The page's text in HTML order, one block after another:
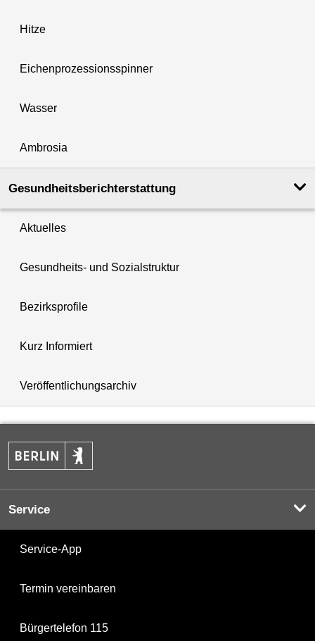
Hitze
Eichenprozessionsspinner
Wasser
Ambrosia
Gesundheits­berichterstattung
Aktuelles
Gesundheits- und Sozialstruktur
Bezirksprofile
Kurz Informiert
Veröffentlichungsarchiv
Service
Service-App
Termin vereinbaren
Bürgertelefon 115